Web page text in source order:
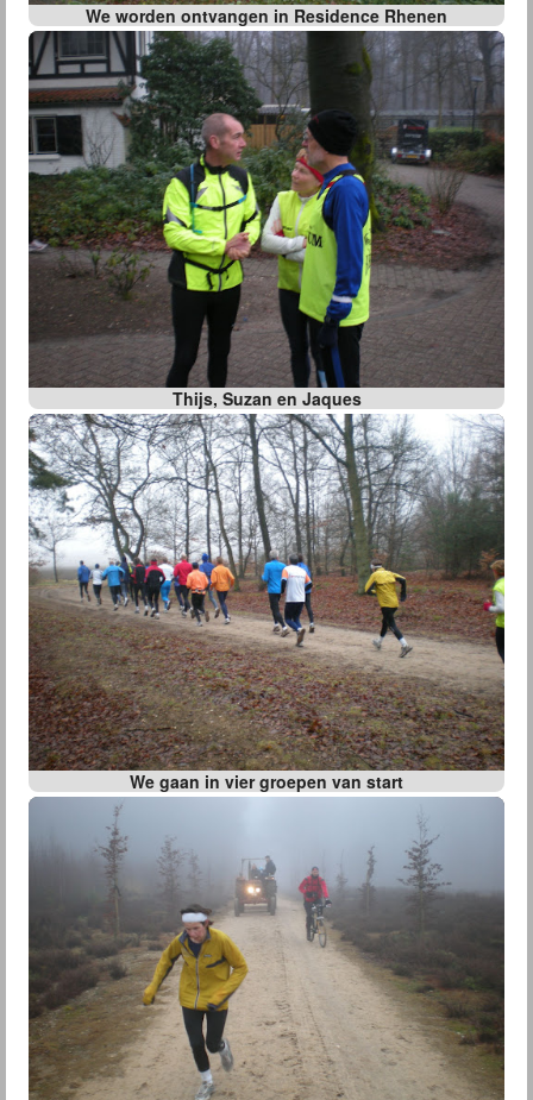
We worden ontvangen in Residence Rhenen
Thijs, Suzan en Jaques
We gaan in vier groepen van start